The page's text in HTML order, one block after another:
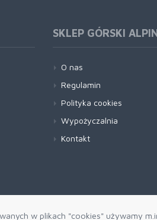
w plikach "cookies" używamy
SKLEP GÓRSKI
O nas
Regulamin
Polityka cookies
Wypożyczalnia
Kontakt